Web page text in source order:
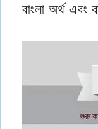
বাংলা অর্থ এবং